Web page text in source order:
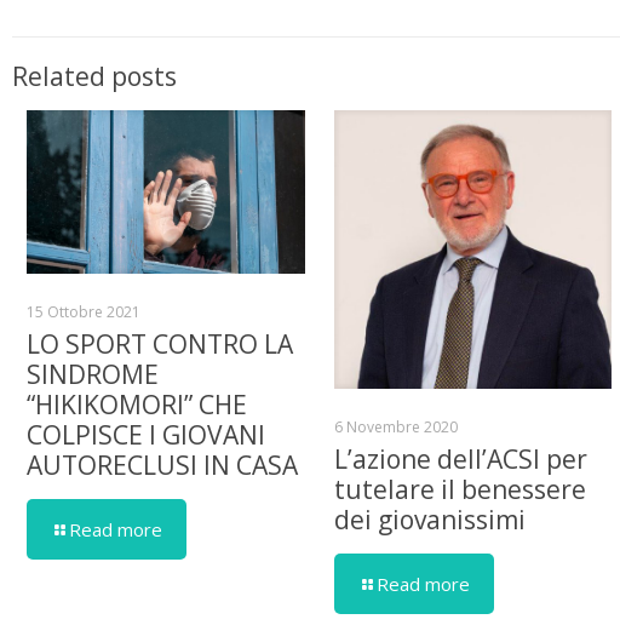
Related posts
15 Ottobre 2021
LO SPORT CONTRO LA
SINDROME
“HIKIKOMORI” CHE
COLPISCE I GIOVANI
AUTORECLUSI IN CASA
Read more
6 Novembre 2020
L’azione dell’ACSI per
tutelare il benessere
dei giovanissimi
Read more